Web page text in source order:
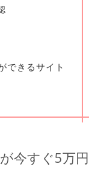
できるサイト
今すぐ5万円